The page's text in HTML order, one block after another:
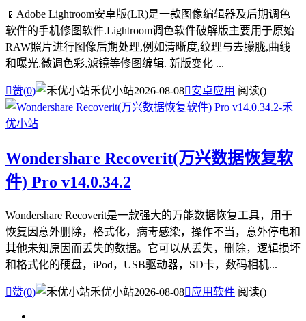
📱Adobe Lightroom安卓版(LR)是一款图像编辑器及后期调色
软件的手机修图软件.Lightroom调色软件破解版主要用于原始
RAW照片进行图像后期处理,例如清晰度,纹理与去朦胧,曲线
和曝光,微调色彩,滤镜等修图编辑. 新版变化 ...
赞(0) 禾优小站2026-08-08安卓应用 阅读()
Wondershare Recoverit(万兴数据恢复软
件) Pro v14.0.34.2
Wondershare Recoverit是一款强大的万能数据恢复工具，用于
恢复因意外删除，格式化，病毒感染，操作不当，意外停电和
其他未知原因而丢失的数据。它可以从丢失，删除，逻辑损坏
和格式化的硬盘，iPod，USB驱动器，SD卡，数码相机...
赞(0) 禾优小站2026-08-08应用软件 阅读()